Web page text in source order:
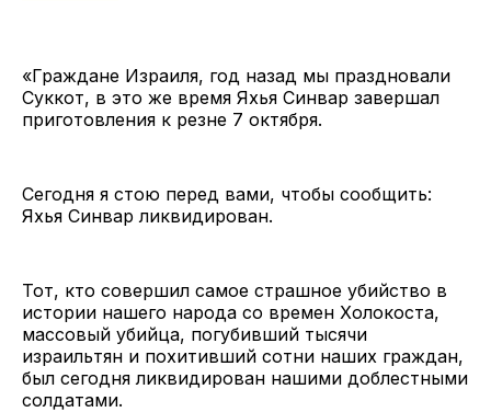
«Граждане Израиля, год назад мы праздновали
Суккот, в это же время Яхья Синвар завершал
приготовления к резне 7 октября.
Сегодня я стою перед вами, чтобы сообщить:
Яхья Синвар ликвидирован.
Тот, кто совершил самое страшное убийство в
истории нашего народа со времен Холокоста,
массовый убийца, погубивший тысячи
израильтян и похитивший сотни наших граждан,
был сегодня ликвидирован нашими доблестными
солдатами.